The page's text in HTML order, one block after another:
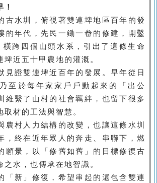
古水圳，俯視著雙連埤地區百年的發
的年代，先民一鋤一畚的修建，開鑿
橫跨四個山頭水系，引出了這條生命
埤近五十甲農地的灌溉。
見證雙連埤近百年的發展。早年從日
至於每年家家戶戶動起來的「出公
維繫了山村的社會羈絆，也留下很多
取材的工法與智慧。
農村人力結構的改變，也讓這條水圳
，終在近年眾人的奔走、串聯下，燃
願景，以「修舊如舊」的目標修復古
之水，也傳承在地智識。
「新」修復，希望串起的還包含雙連